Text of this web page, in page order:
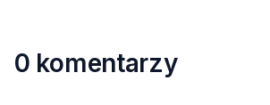
0 komentarzy